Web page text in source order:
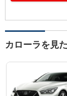
カローラを見